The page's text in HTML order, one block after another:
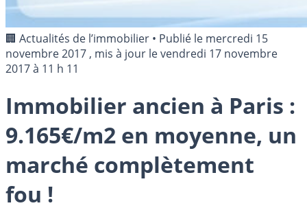
🏢 Actualités de l’immobilier • Publié le mercredi 15
novembre 2017 , mis à jour levendredi 17 novembre
2017 à 11 h 11
Immobilier ancien à Paris :
9.165€/m2 en moyenne, un
marché complètement
fou !